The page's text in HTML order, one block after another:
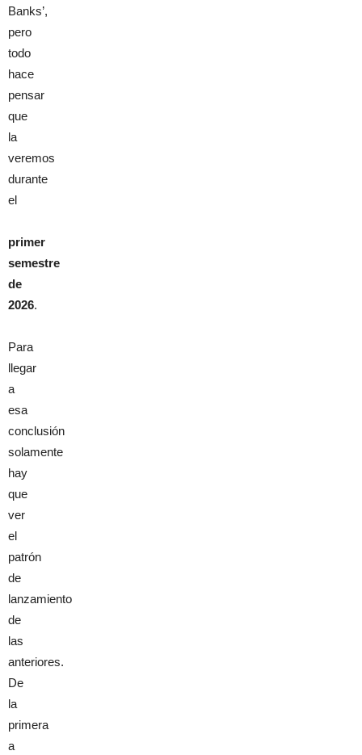
Banks’,
pero
todo
hace
pensar
que
la
veremos
durante
el
primer
semestre
de
2026.
Para
llegar
a
esa
conclusión
solamente
hay
que
ver
el
patrón
de
lanzamiento
de
las
anteriores.
De
la
primera
a